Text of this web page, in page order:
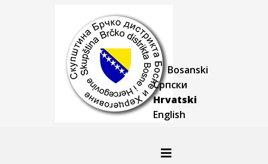
Bosanski
Српски
Hrvatski
English